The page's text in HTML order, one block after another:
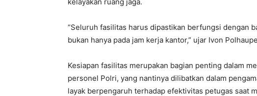
“Seluruh fasilitas harus dipastikan berfungsi dengan
bukan hanya pada jam kerja kantor,” ujar Ivon
Kesiapan fasilitas merupakan bagian penting dalam
personel Polri, yang nantinya dilibatkan dalam
layak berpengaruh terhadap efektivitas petugas saat